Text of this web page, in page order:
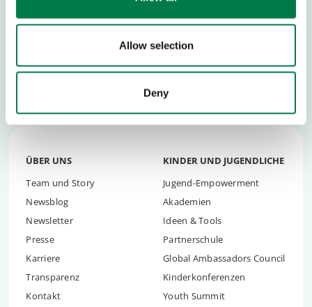
Allow selection
Deny
für Renaturierungsorganisationen auf der ganzen Welt.
Wir sind davon überzeugt, dass die drei Billionen
dazu bei, eineweitere Billionen Bäume
zurückzubringen
ÜBER UNS
Team und Story
Newsblog
Newsletter
Presse
Karriere
Transparenz
Kontakt
KINDER UND JUGENDLICHE
Jugend-Empowerment
Akademien
Ideen & Tools
Partnerschule
Global Ambassadors Council
Kinderkonferenzen
Youth Summit